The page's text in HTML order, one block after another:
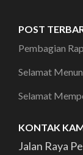
POST
Pembagian
Selamat
Selamat
KONTAK
Jalan Raya